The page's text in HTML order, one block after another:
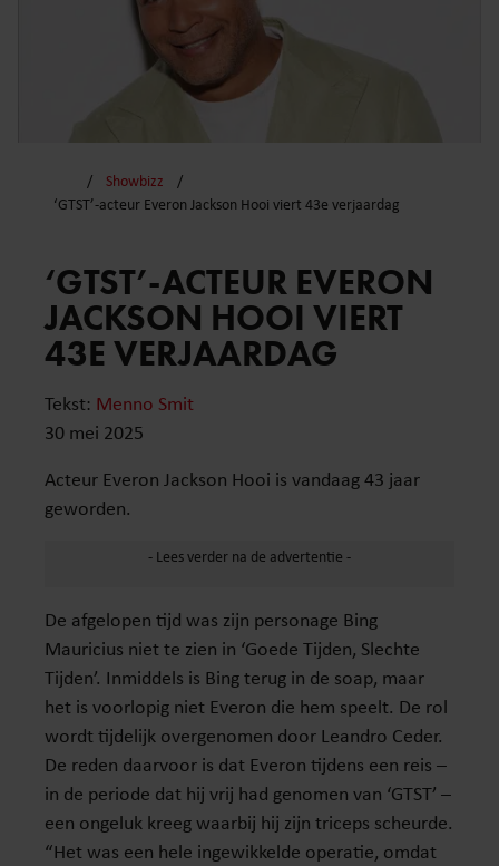
Showbizz
‘GTST’-acteur Everon Jackson Hooi viert 43e verjaardag
‘GTST’-ACTEUR EVERON
JACKSON HOOI VIERT
43E VERJAARDAG
Tekst: Menno Smit
30 mei 2025
Acteur Everon Jackson Hooi is vandaag 43 jaar
geworden.
De afgelopen tijd was zijn personage Bing
Mauricius niet te zien in ‘Goede Tijden, Slechte
Tijden’. Inmiddels is Bing terug in de soap, maar
het is voorlopig niet Everon die hem speelt. De rol
wordt tijdelijk overgenomen door Leandro Ceder.
De reden daarvoor is dat Everon tijdens een reis –
in de periode dat hij vrij had genomen van ‘GTST’ –
een ongeluk kreeg waarbij hij zijn triceps scheurde.
“Het was een hele ingewikkelde operatie, omdat